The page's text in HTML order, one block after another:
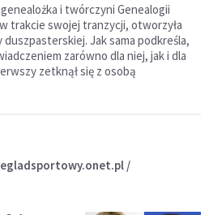
i twórczyni Genealogii
trakcie swojej tranzycji, otworzyła
Jak sama podkreśla,
zarówno dla niej, jak i dla
zetknął się z osobą
/